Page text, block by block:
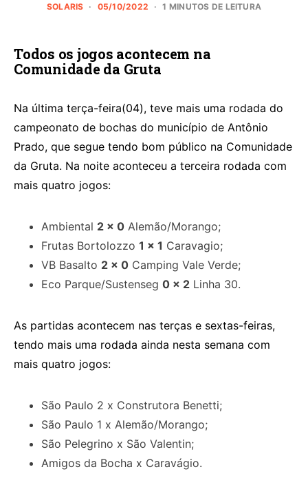
SOLARIS 05/10/2022 1 MINUTOS DE LEITURA
Todos os jogos acontecem na
Comunidade da Gruta
Na última terça-feira(04), teve mais uma rodada do
campeonato de bochas do município de Antônio
Prado, que segue tendo bom público na Comunidade
da Gruta. Na noite aconteceu a terceira rodada com
mais quatro jogos:
Ambiental 2 x 0 Alemão/Morango;
Frutas Bortolozzo 1 x 1 Caravagio;
VB Basalto 2 x 0 Camping Vale Verde;
Eco Parque/Sustenseg 0 x 2 Linha 30.
As partidas acontecem nas terças e sextas-feiras,
tendo mais uma rodada ainda nesta semana com
mais quatro jogos:
São Paulo 2 x Construtora Benetti;
São Paulo 1 x Alemão/Morango;
São Pelegrino x São Valentin;
Amigos da Bocha x Caravágio.